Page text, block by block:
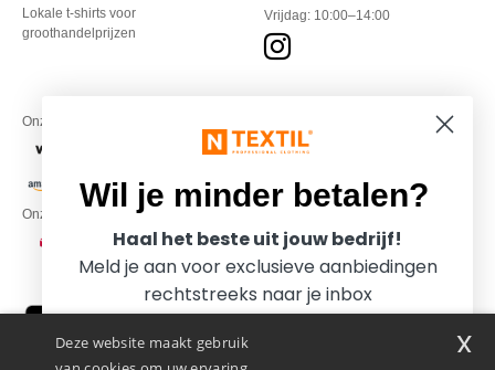
Lokale t-shirts voor
groothandelprijzen
Vrijdag: 10:00–14:00
Onze financiële partners
Onze transporteurs
Deze website maakt gebruik
x
Wil je minder betalen?
Haal het beste uit jouw bedrijf!
Meld je aan voor exclusieve aanbiedingen
rechtstreeks naar je inbox